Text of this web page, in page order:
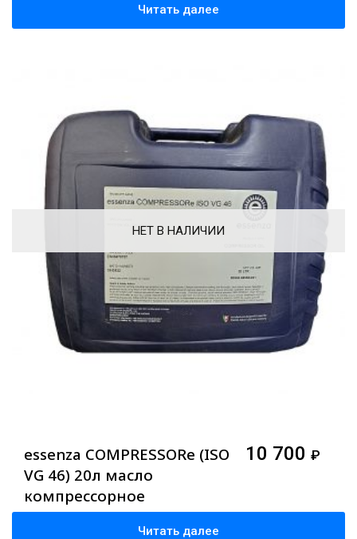
Читать далее
НЕТ В НАЛИЧИИ
essenza COMPRESSORe (ISO
VG 46) 20л масло
компрессорное
минеральное
10 700 ₽
Читать далее